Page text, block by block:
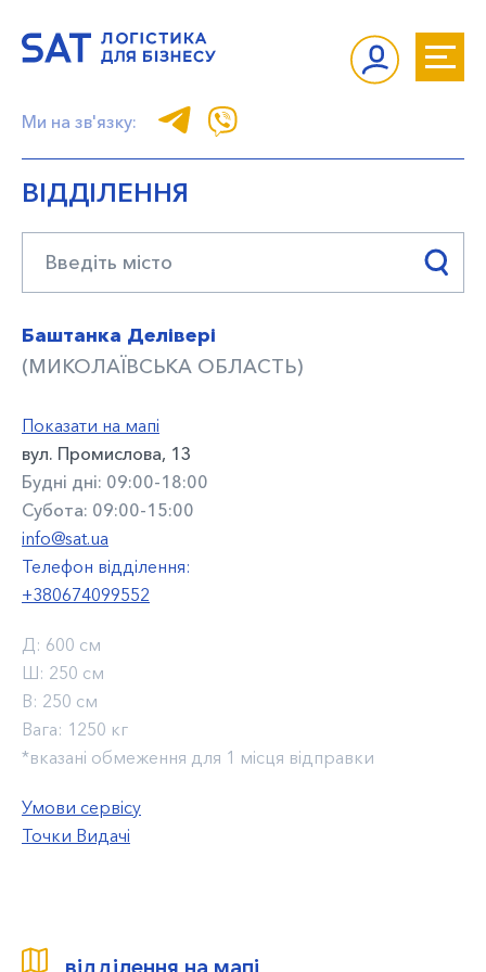
Ми на зв'язку:
ВІДДІЛЕННЯ
Баштанка Делівері
(МИКОЛАЇВСЬКА ОБЛАСТЬ)
Показати на мапі
вул. Промислова, 13
Будні дні: 09:00-18:00
Субота: 09:00-15:00
info@sat.ua
Телефон відділення:
+380674099552
Д: 600 см
Ш: 250 см
В: 250 см
Вага: 1250 кг
*вказані обмеження для 1 місця відправки
Умови сервісу
Точки Видачі
відділення на мапі